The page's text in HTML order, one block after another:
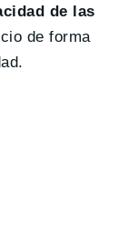
de las
de forma